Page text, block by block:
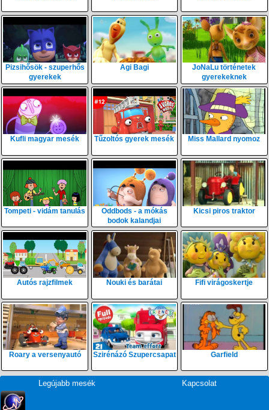
Pizsihősök - szuperhős
gyerekek
Agi Bagi
JoNaLu történetek
gyerekeknek
Kufli magyar mesék Tűzoltós gyerek mesék Miss Mallard nyomoz
Tompeti - vidám tanulás
Oddbods - a mókás
bodok kalandjai
Kicsi piros traktor
Autós rajzfilmek Nouki és barátai Fifi virágoskertje
Roary a versenyautó Szirénázó Szupercsapat Garfield
Legújabb mesék Kapcsolat